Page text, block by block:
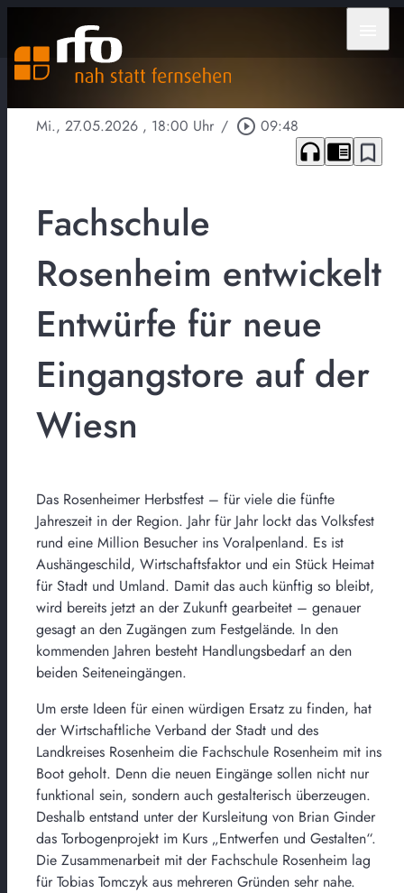
Mi., 27.05.2026 , 18:00 Uhr / play_circle_outline 09:48
headphones chrome_reader_mode bookmark_border
Fachschule
Rosenheim entwickelt
Entwürfe für neue
Eingangstore auf der
Wiesn
Das Rosenheimer Herbstfest – für viele die fünfte
Jahreszeit in der Region. Jahr für Jahr lockt das Volksfest
rund eine Million Besucher ins Voralpenland. Es ist
Aushängeschild, Wirtschaftsfaktor und ein Stück Heimat
für Stadt und Umland. Damit das auch künftig so bleibt,
wird bereits jetzt an der Zukunft gearbeitet – genauer
gesagt an den Zugängen zum Festgelände. In den
kommenden Jahren besteht Handlungsbedarf an den
beiden Seiteneingängen.
Um erste Ideen für einen würdigen Ersatz zu finden, hat
der Wirtschaftliche Verband der Stadt und des
Landkreises Rosenheim die Fachschule Rosenheim mit ins
Boot geholt. Denn die neuen Eingänge sollen nicht nur
funktional sein, sondern auch gestalterisch überzeugen.
Deshalb entstand unter der Kursleitung von Brian Ginder
das Torbogenprojekt im Kurs „Entwerfen und Gestalten“.
Die Zusammenarbeit mit der Fachschule Rosenheim lag
für Tobias Tomczyk aus mehreren Gründen sehr nahe.